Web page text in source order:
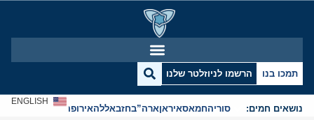
תמכו בנו הרשמו לניוזלטר שלנו
נושאים חמים: סוריהחמאסאיראןארה”בחזבאללהאירופהאנטישמיות
ENGLISH